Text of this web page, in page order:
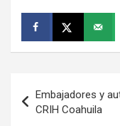
de
Embajadores y
CRIH Coahuila